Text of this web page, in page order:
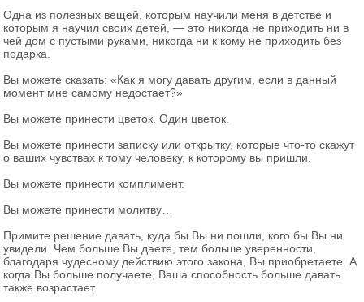
Эти удивительно красивые цветы хотела бы
получить в подарок каждая девушка! Но у чехов
каллы ассоциируются с траурными церемониями,
покупать букеты с их добавлением. Зато в отличие
от жителей многих других стран, чехи считают
вполне приемлемым дарить друг другу нижнее
полотенца и другие практичные вещи.
Поскольку Святой Николай считается
покровителем моряков, существует версия, что он
также был мореплавателем или рыбаком.
Вероятно, его семья имела определенное
отношение к рыболовству. Поэтому очень часто,
когда приближается гроза и начинается шторм в
море, религиозные моряки зовут именно Николая
себе на помощь. По легенде, святого стали
считать заступником путешественников и
торговцев после того, как во время своих
путешествий по миру он воскресил смертельно
Чудотворец
Еще при жизни святитель совершал многие
чудеса. Из них наибольшую известность доставило
Одна из полезных вещей, которым научили меня в детстве и
которым я научил своих детей, — это никогда не приходить ни в
чей дом с пустыми руками, никогда ни к кому не приходить без
подарка.
Вы можете сказать: «Как я могу давать другим, если в данный
момент мне самому недостает?»
Вы можете принести цветок. Один цветок.
Вы можете принести записку или открытку, которые что-то скажут
о ваших чувствах к тому человеку, к которому вы пришли.
Вы можете принести комплимент.
Вы можете принести молитву…
Примите решение давать, куда бы Вы ни пошли, кого бы Вы ни
увидели. Чем больше Вы даете, тем больше уверенности,
благодаря чудесному действию этого закона, Вы приобретаете. А
когда Вы больше получаете, Ваша способность больше давать
также возрастает.